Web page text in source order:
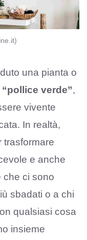
una pianta o
“pollice verde”,
vivente
In realtà,
trasformare
e anche
che ci sono
sbadati o a chi
qualsiasi cosa
insieme